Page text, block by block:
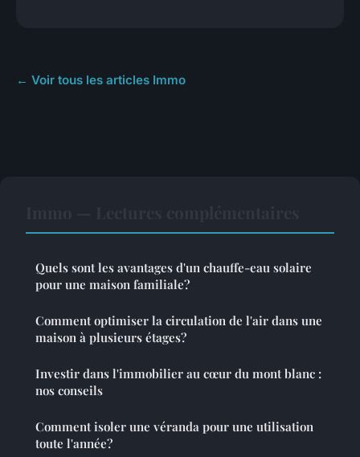
← Voir tous les articles Immo
Quels sont les avantages d'un chauffe-eau solaire
pour une maison familiale?
Comment optimiser la circulation de l'air dans une
maison à plusieurs étages?
Investir dans l'immobilier au cœur du mont blanc :
nos conseils
Comment isoler une véranda pour une utilisation
toute l'année?